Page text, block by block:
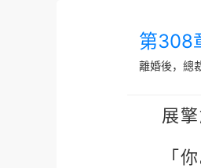
第308
離婚後，總
展
「